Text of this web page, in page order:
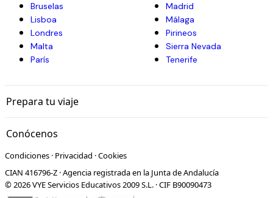
Bruselas
Lisboa
Londres
Malta
París
Madrid
Málaga
Pirineos
Sierra Nevada
Tenerife
Prepara tu viaje
Conócenos
Condiciones · Privacidad ·Cookies
CIAN 416796-Z · Agencia registrada en la Junta de Andalucía
© 2026 VYE Servicios Educativos 2009 S.L. · CIF B90090473